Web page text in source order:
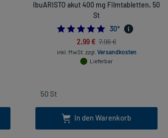
IbuARISTO akut 400 mg Filmtabletten, 50
St
5.0
30*
2,99 € 7,96 €
inkl. MwSt. zzgl. Versandkosten
Lieferbar
In den Warenkorb